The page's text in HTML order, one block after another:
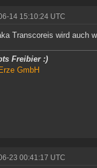
14 15:10:24 UTC
Transcoreis wird auch
Freibier :)
GmbH
23 00:41:17 UTC